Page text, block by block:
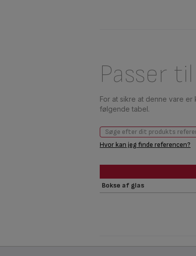
Passer
For at sikre at denne vare
følgende tabel.
Hvor kan jeg finde referencen?
Bokse af glas